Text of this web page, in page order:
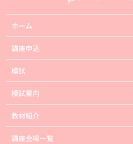
ホーム
講座申込
模試
模試案内
教材紹介
講座会場一覧